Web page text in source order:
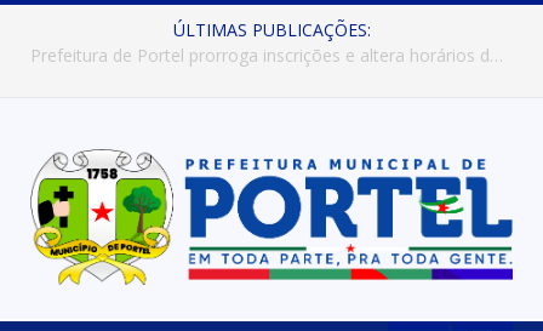
ÚLTIMAS PUBLICAÇÕES:
Prefeitura de Portel abre inscrições para concursos que elegerão os destaques do Verão 2026